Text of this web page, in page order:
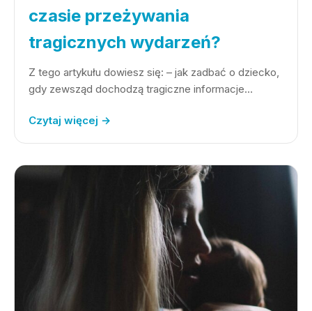
czasie przeżywania
tragicznych wydarzeń?
Z tego artykułu dowiesz się: – jak zadbać o dziecko,
gdy zewsząd dochodzą tragiczne informacje…
Czytaj więcej →